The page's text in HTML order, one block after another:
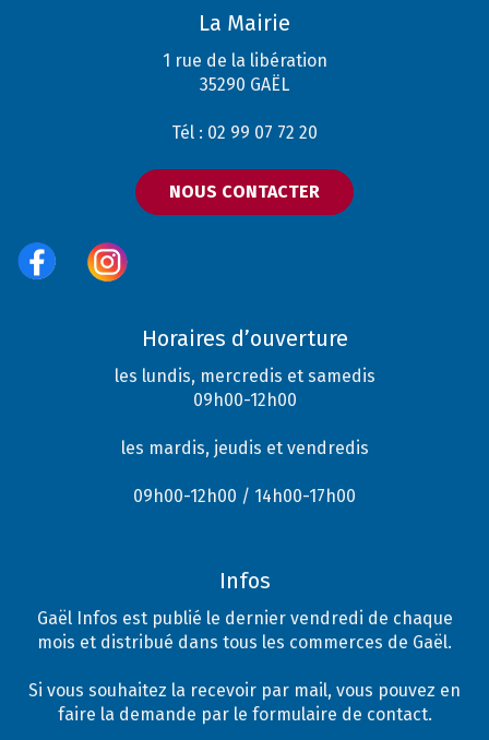
La Mairie
1 rue de la libération
35290 GAËL
Tél : 02 99 07 72 20
NOUS CONTACTER
Horaires d’ouverture
les lundis, mercredis et samedis
09h00-12h00
les mardis, jeudis et vendredis
09h00-12h00 / 14h00-17h00
Infos
Gaël Infos est publié le dernier vendredi de chaque
mois et distribué dans tous les commerces de Gaël.
Si vous souhaitez la recevoir par mail, vous pouvez en
faire la demande par le formulaire de contact.